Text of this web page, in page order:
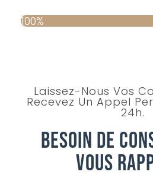
100%
Laissez-Nous Vos
Recevez Un Appel
24h.
Besoin De
Vous